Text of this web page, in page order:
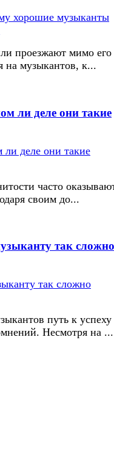
проезжают мимо его
на музыкантов, к...
ли деле они такие
часто
своим до...
так сложно
путь к успеху
Несмотря на ...